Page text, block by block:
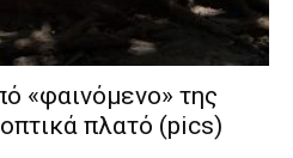
«φαινόμενο» της
πλατό (pics)